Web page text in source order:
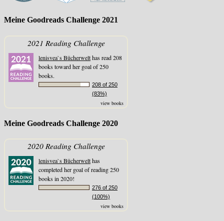
Meine Goodreads Challenge 2021
2021 Reading Challenge
lenisvea`s Bücherwelthas read 208
books toward her goal of 250
books.
208 of 250
(83%)
view books
Meine Goodreads Challenge 2020
2020 Reading Challenge
lenisvea`s Bücherwelthas
completed her goal of reading 250
books in 2020!
276 of 250
(100%)
view books